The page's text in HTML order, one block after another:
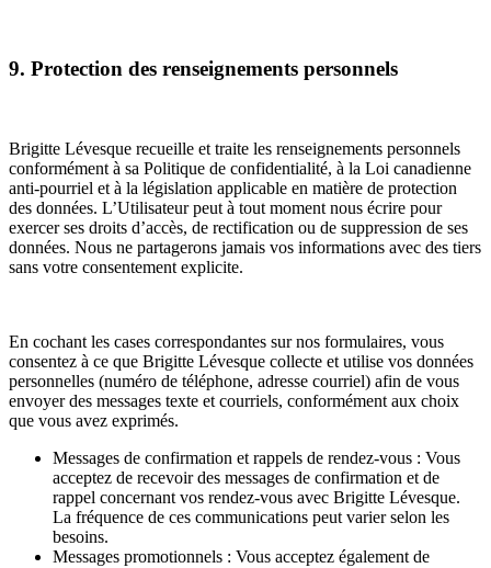
9. Protection des renseignements personnels
Brigitte Lévesque recueille et traite les renseignements personnels
conformément à sa Politique de confidentialité, à la Loi canadienne
anti-pourriel et à la législation applicable en matière de protection
des données. L’Utilisateur peut à tout moment nous écrire pour
exercer ses droits d’accès, de rectification ou de suppression de ses
données. Nous ne partagerons jamais vos informations avec des tiers
sans votre consentement explicite.
En cochant les cases correspondantes sur nos formulaires, vous
consentez à ce que Brigitte Lévesque collecte et utilise vos données
personnelles (numéro de téléphone, adresse courriel) afin de vous
envoyer des messages texte et courriels, conformément aux choix
que vous avez exprimés.
Messages de confirmation et rappels de rendez-vous : Vous
acceptez de recevoir des messages de confirmation et de
rappel concernant vos rendez-vous avec Brigitte Lévesque.
La fréquence de ces communications peut varier selon les
besoins.
Messages promotionnels : Vous acceptez également de